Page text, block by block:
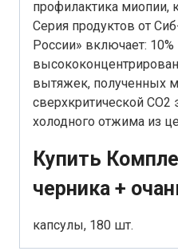
профилактика миопии,
Серия продуктов от
России» включает: 10%
вытяжек, полученных
сверхкритической СО2
холодного отжима из
Купить
черника +
капсулы, 180 шт.